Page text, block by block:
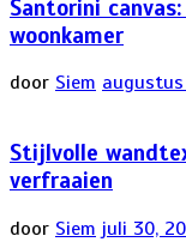
Santorini
woonkamer
door Siem
Stijlvolle
verfraaien
door Siem juli 30,